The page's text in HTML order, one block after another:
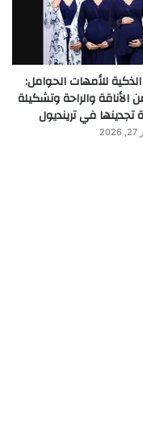
الذكية للأمهات الحوامل:
الأناقة والراحة وتشكيلة
في ترينديول